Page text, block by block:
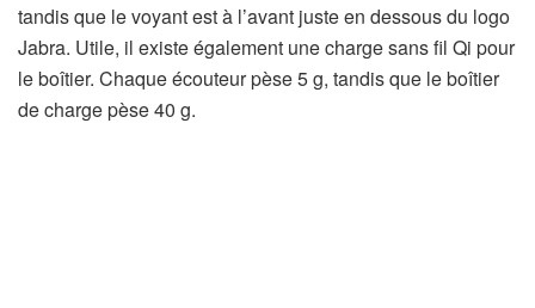
tandis que le voyant est à l’avant juste en dessous du logo
Jabra. Utile, il existe également une charge sans fil Qi pour
le boîtier. Chaque écouteur pèse 5 g, tandis que le boîtier
de charge pèse 40 g.